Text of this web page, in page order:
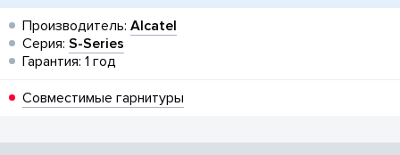
Производитель: Alcatel
Серия: S-Series
Гарантия: 1 год
Совместимые гарнитуры